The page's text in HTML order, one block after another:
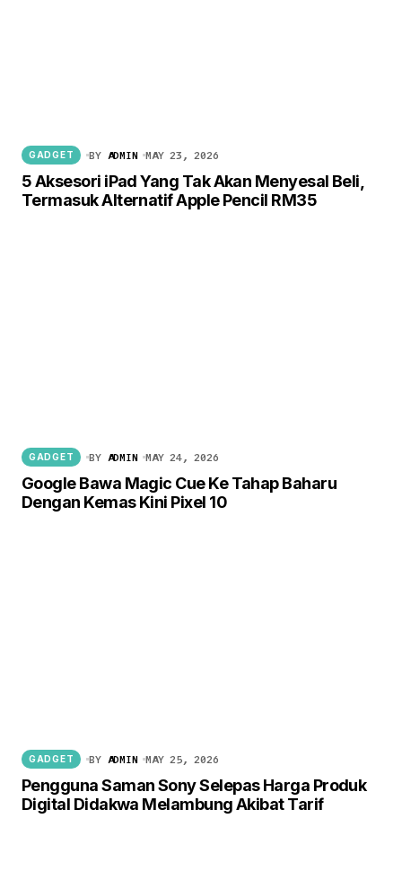
GADGET BY ADMIN MAY 23, 2026
5 Aksesori iPad Yang Tak Akan Menyesal Beli,
Termasuk Alternatif Apple Pencil RM35
GADGET BY ADMIN MAY 24, 2026
Google Bawa Magic Cue Ke Tahap Baharu
Dengan Kemas Kini Pixel 10
GADGET BY ADMIN MAY 25, 2026
Pengguna Saman Sony Selepas Harga Produk
Digital Didakwa Melambung Akibat Tarif